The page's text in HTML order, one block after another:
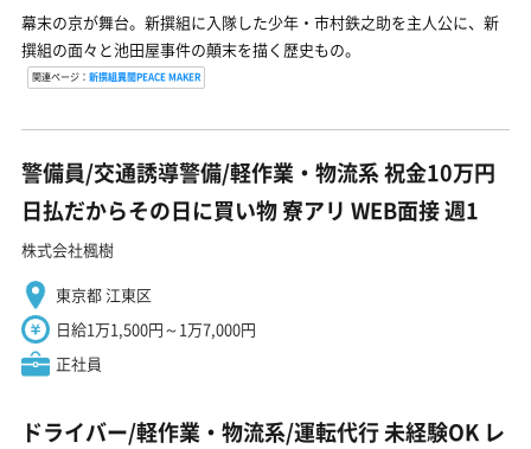
幕末の京が舞台。新撰組に入隊した少年・市村鉄之助を主人公に、新
撰組の面々と池田屋事件の顛末を描く歴史もの。
関連ページ： 新撰組異聞PEACE MAKER
警備員/交通誘導警備/軽作業・物流系 祝金10万円
日払だからその日に買い物 寮アリ WEB面接 週1
株式会社楓樹
東京都 江東区
日給1万1,500円～1万7,000円
正社員
ドライバー/軽作業・物流系/運転代行 未経験OK レ